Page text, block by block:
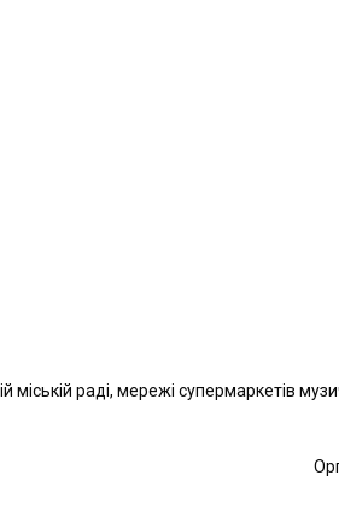
міській раді, мережі супермаркетів